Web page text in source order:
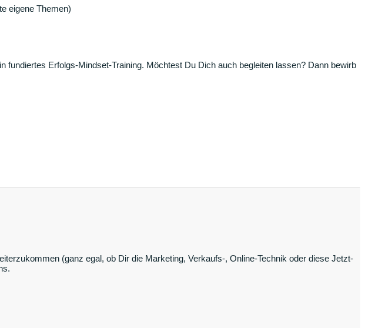
eigene Themen)
Erfolgs-Mindset-Training. Möchtest Du Dich auch begleiten lassen? Dann bewirb
(ganz egal, ob Dir die Marketing, Verkaufs-, Online-Technik oder diese Jetzt-